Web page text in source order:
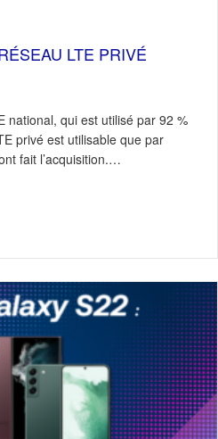
LTE PRIVÉ
national, qui est utilisé par 92 %
privé est utilisable que par
fait l’acquisition.…
de réseau LTE privé